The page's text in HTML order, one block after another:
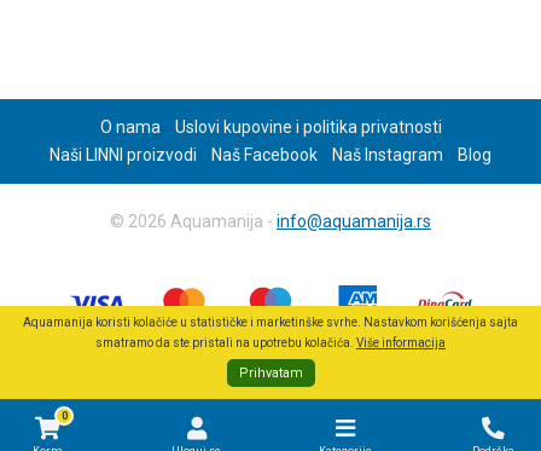
0
O nama
Uslovi kupovine i politika privatnosti
Naši LINNI proizvodi
Naš Facebook Naš Instagram Blog
© 2026 Aquamanija - info@aquamanija.rs
Aquamanija koristi kolačiće u statističke i marketinške svrhe. Nastavkom korišćenja sajta
smatramo da ste pristali na upotrebu kolačića. Više informacija
Prihvatam